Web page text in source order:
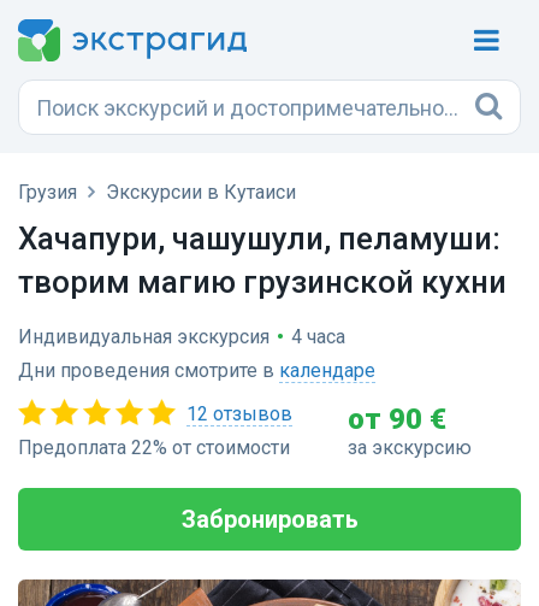
Грузия Экскурсии в Кутаиси
Хачапури, чашушули, пеламуши:
творим магию грузинской кухни
Индивидуальная экскурсия • 4 часа
Дни проведения смотрите в календаре
12 отзывов
Предоплата 22% от стоимости
от 90 €
за экскурсию
Забронировать